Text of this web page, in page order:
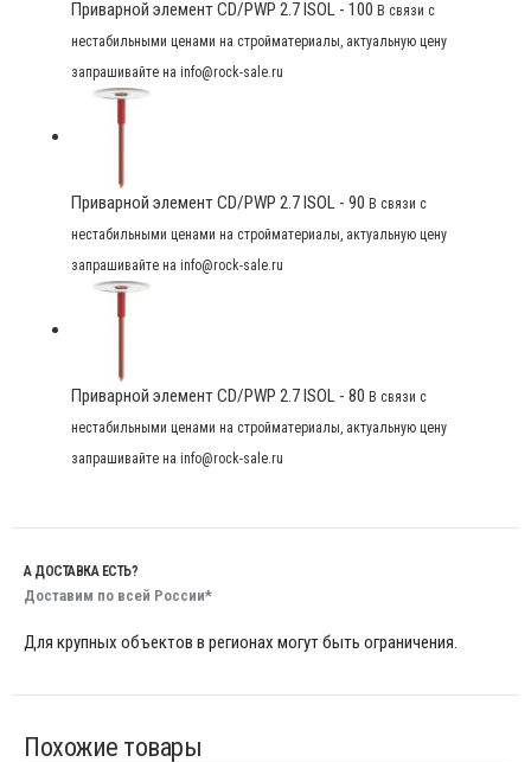
Приварной элемент CD/PWP 2.7 ISOL - 100 В связи с
нестабильными ценами на стройматериалы, актуальную цену
запрашивайте на info@rock-sale.ru
Приварной элемент CD/PWP 2.7 ISOL - 90 В связи с
нестабильными ценами на стройматериалы, актуальную цену
запрашивайте на info@rock-sale.ru
Приварной элемент CD/PWP 2.7 ISOL - 80 В связи с
нестабильными ценами на стройматериалы, актуальную цену
запрашивайте на info@rock-sale.ru
А ДОСТАВКА ЕСТЬ?
Доставим по всей России*
Для крупных объектов в регионах могут быть ограничения.
Похожие товары